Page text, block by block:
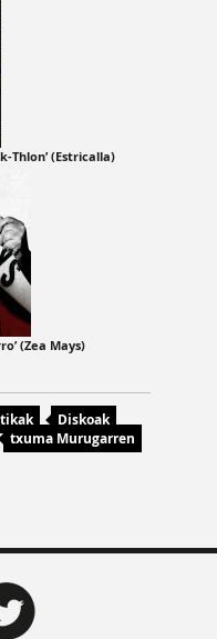
Thlon’ (Estricalla)
(Zea Mays)
Diskoak
txuma Murugarren